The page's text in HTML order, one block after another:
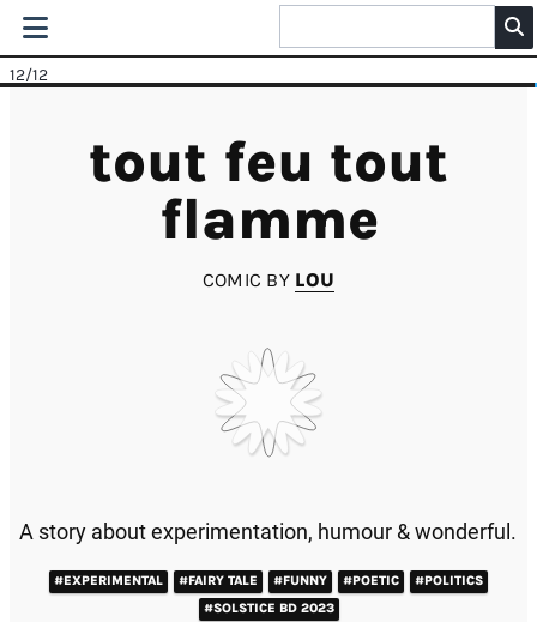
12/12
tout feu tout
flamme
COMIC BY LOU
A story about experimentation, humour & wonderful.
#EXPERIMENTAL #FAIRY TALE #FUNNY #POETIC
#POLITICS
#SOLSTICE BD 2023